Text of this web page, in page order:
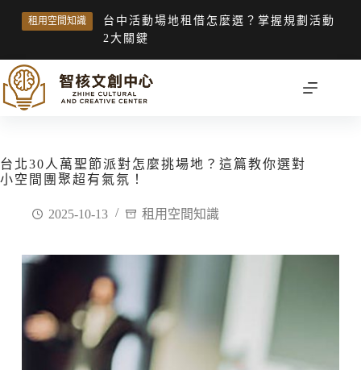
租用空間知識
台中活動場地租借怎麼選？掌握規劃活動
2大關鍵
台北30人萬聖節派對怎麼挑場地？這篇教你選對
小空間團聚超有氣氛！
2025-10-13 租用空間知識